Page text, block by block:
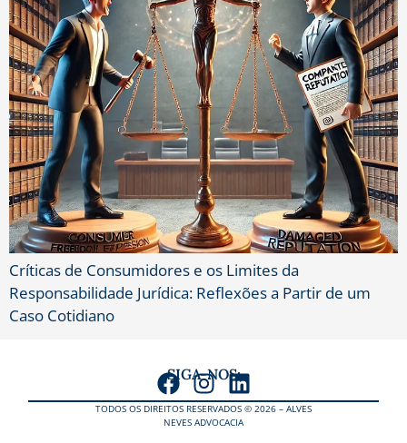
Críticas de Consumidores e os Limites da
Responsabilidade Jurídica: Reflexões a Partir de um
Caso Cotidiano
SIGA-NOS:
TODOS OS DIREITOS RESERVADOS © 2026 – ALVES
NEVES ADVOCACIA